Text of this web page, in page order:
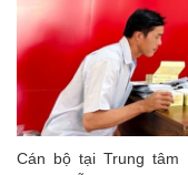
Cán bộ tại Trung tâm